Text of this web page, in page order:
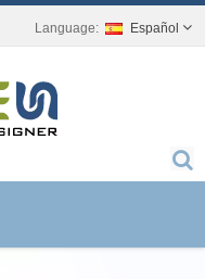
Español